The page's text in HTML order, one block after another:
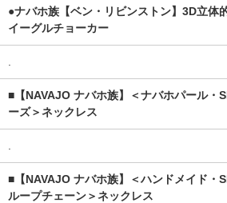
●ナバホ族【ベン・リビンストン】3D立体
イーグルチョーカー
■【NAVAJO ナバホ族】＜ナバホパール・
ーズ＞ネックレス
■【NAVAJO ナバホ族】＜ハンドメイド・
ループチェーン＞ネックレス